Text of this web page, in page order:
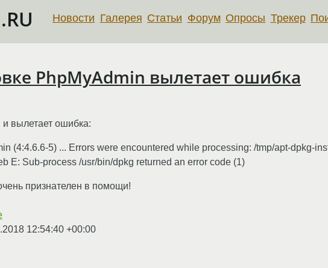
Новости Галерея Статьи Форум Опросы Трекер
PhpMyAdmin вылетает ошибка
вылетает ошибка:
(4:4.6.6-5) ... Errors were encountered while processing: /tmp/apt-dpkg-
E: Sub-process /usr/bin/dpkg returned an error code (1)
признателен в помощи!
12:54:40 +00:00